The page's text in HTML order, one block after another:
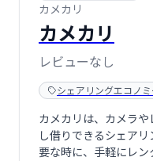
カメカリ
カメカリ
レビューなし
シェアリングエコノミ
カメカリは、カメラ
し借りできるシェア
要な時に、手軽にレ